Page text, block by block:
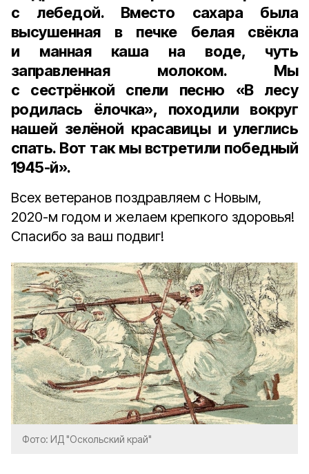
с лебедой. Вместо сахара была
высушенная в печке белая свёкла
и манная каша на воде, чуть
заправленная молоком. Мы
с сестрёнкой спели песню «В лесу
родилась ёлочка», походили вокруг
нашей зелёной красавицы и улеглись
спать. Вот так мы встретили победный
1945-й».
Всех ветеранов поздравляем с Новым,
2020-м годом и желаем крепкого здоровья!
Спасибо за ваш подвиг!
Фото: ИД "Оскольский край"